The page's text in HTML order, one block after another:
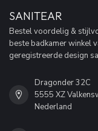
SANITEAR
Bestel voordelig &
beste badkamer winkel
geregistreerde design
Dragonder 32C
5555 XZ
Nederland